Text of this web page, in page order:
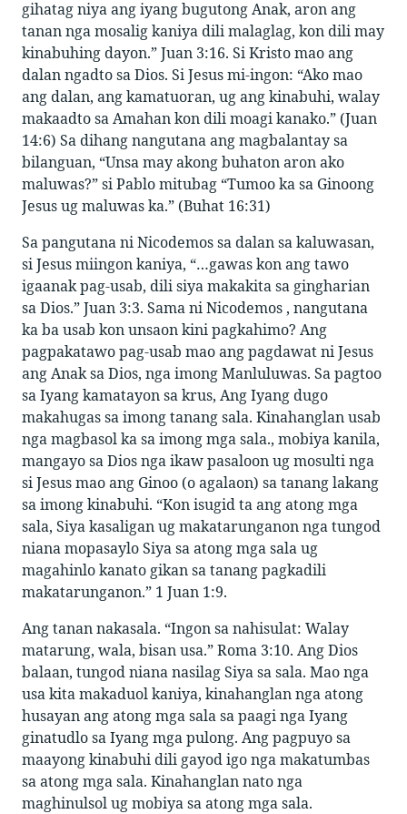
gihatag niya ang iyang bugutong Anak, aron ang
tanan nga mosalig kaniya dili malaglag, kon dili may
kinabuhing dayon.” Juan 3:16. Si Kristo mao ang
dalan ngadto sa Dios. Si Jesus mi-ingon: “Ako mao
ang dalan, ang kamatuoran, ug ang kinabuhi, walay
makaadto sa Amahan kon dili moagi kanako.” (Juan
14:6) Sa dihang nangutana ang magbalantay sa
bilanguan, “Unsa may akong buhaton aron ako
maluwas?” si Pablo mitubag “Tumoo ka sa Ginoong
Jesus ug maluwas ka.” (Buhat 16:31)
Sa pangutana ni Nicodemos sa dalan sa kaluwasan,
si Jesus miingon kaniya, “…gawas kon ang tawo
igaanak pag-usab, dili siya makakita sa gingharian
sa Dios.” Juan 3:3. Sama ni Nicodemos , nangutana
ka ba usab kon unsaon kini pagkahimo? Ang
pagpakatawo pag-usab mao ang pagdawat ni Jesus
ang Anak sa Dios, nga imong Manluluwas. Sa pagtoo
sa Iyang kamatayon sa krus, Ang Iyang dugo
makahugas sa imong tanang sala. Kinahanglan usab
nga magbasol ka sa imong mga sala., mobiya kanila,
mangayo sa Dios nga ikaw pasaloon ug mosulti nga
si Jesus mao ang Ginoo (o agalaon) sa tanang lakang
sa imong kinabuhi. “Kon isugid ta ang atong mga
sala, Siya kasaligan ug makatarunganon nga tungod
niana mopasaylo Siya sa atong mga sala ug
magahinlo kanato gikan sa tanang pagkadili
makatarunganon.” 1 Juan 1:9.
Ang tanan nakasala. “Ingon sa nahisulat: Walay
matarung, wala, bisan usa.” Roma 3:10. Ang Dios
balaan, tungod niana nasilag Siya sa sala. Mao nga
usa kita makaduol kaniya, kinahanglan nga atong
husayan ang atong mga sala sa paagi nga Iyang
ginatudlo sa Iyang mga pulong. Ang pagpuyo sa
maayong kinabuhi dili gayod igo nga makatumbas
sa atong mga sala. Kinahanglan nato nga
maghinulsol ug mobiya sa atong mga sala.